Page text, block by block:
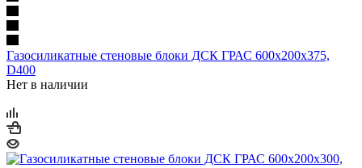
Газосиликатные стеновые блоки ДСК ГРАС 600х200х375,
D400
Нет в наличии